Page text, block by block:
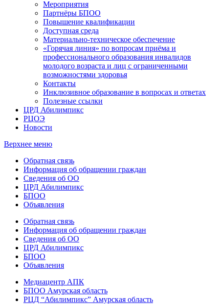
Мероприятия
Партнёры БПОО
Повышение квалификации
Доступная среда
Материально-техническое обеспечение
«Горячая линия» по вопросам приёма и
профессионального образования инвалидов
молодого возраста и лиц с ограниченными
возможностями здоровья
Контакты
Инклюзивное образование в вопросах и ответах
Полезные ссылки
ЦРД Абилимпикс
РЦОЭ
Новости
Верхнее меню
Обратная связь
Информация об обращении граждан
Сведения об ОО
ЦРД Абилимпикс
БПОО
Объявления
Обратная связь
Информация об обращении граждан
Сведения об ОО
ЦРД Абилимпикс
БПОО
Объявления
Медиацентр АПК
БПОО Амурская область
РЦД “Абилимпикс” Амурская область